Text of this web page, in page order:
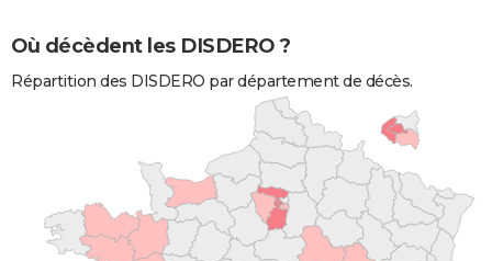
Où décèdent les DISDERO ?
Répartition des DISDERO par département de décès.